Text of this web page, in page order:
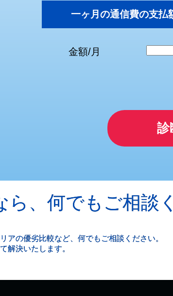
一ヶ月の通信費の支払
金額/月
診
ら、何でもご相談
アの優劣比較など、何でもご相談ください。
解決いたします。